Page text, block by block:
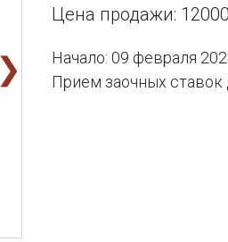
❯
Цена продажи:
Начало: 09 февраля
Прием заочных ставок